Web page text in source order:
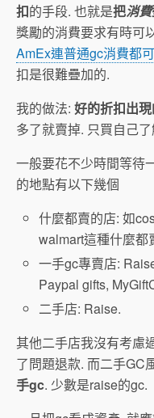
扣的手段. 也就是把消費
獎勵的消費要求有時可
AmEx連普通gc消費都
扣是很難疊加的.
我的做法: 好的折扣出
多了就賣掉. 只買自己
一般要花不少時間等待
的地點有以下幾個
什麼都賣的店: 如
walmart這種什麼都
一手gc專賣店:
Paypal gifts,
二手店: Raise.
其他二手店我沒有考慮
了問題退款. 而二手GC
手gc. 少數是raise的gc.